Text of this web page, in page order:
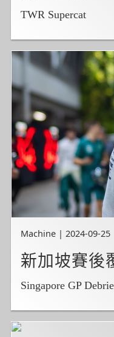
TWR Supercat
Machine | 2024-09-25
新加坡賽後
Singapore GP